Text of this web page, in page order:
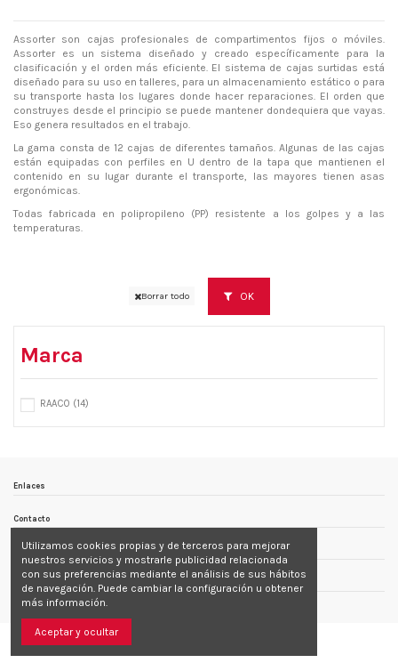
Assorter son cajas profesionales de compartimentos fijos o móviles.
Assorter es un sistema diseñado y creado específicamente para la
clasificación y el orden más eficiente. El sistema de cajas surtidas está
diseñado para su uso en talleres, para un almacenamiento estático o para
su transporte hasta los lugares donde hacer reparaciones. El orden que
construyes desde el principio se puede mantener dondequiera que vayas.
Eso genera resultados en el trabajo.
La gama consta de 12 cajas de diferentes tamaños. Algunas de las cajas
están equipadas con perfiles en U dentro de la tapa que mantienen el
contenido en su lugar durante el transporte, las mayores tienen asas
ergonómicas.
Todas fabricada en polipropileno (PP) resistente a los golpes y a las
temperaturas.
Borrar todo OK
Marca
RAACO (14)
Enlaces
Contacto
Follow us
Utilizamos cookies propias y de terceros para mejorar
nuestros servicios y mostrarle publicidad relacionada
con sus preferencias mediante el análisis de sus hábitos
de navegación. Puede cambiar la configuración u obtener
más información.
Aceptar y ocultar